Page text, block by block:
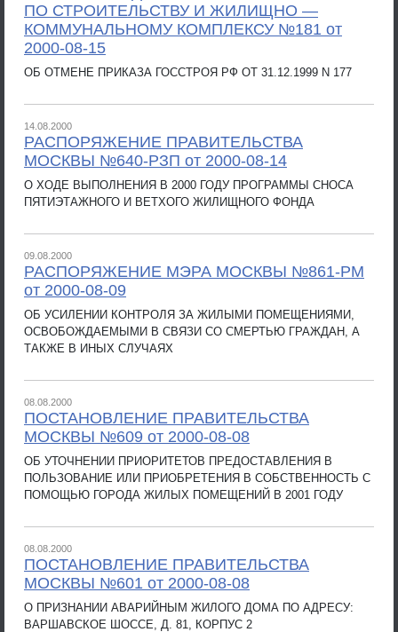
ПО СТРОИТЕЛЬСТВУ И ЖИЛИЩНО —
КОММУНАЛЬНОМУ КОМПЛЕКСУ №181 от
2000-08-15
ОБ ОТМЕНЕ ПРИКАЗА ГОССТРОЯ РФ ОТ 31.12.1999 N 177
14.08.2000
РАСПОРЯЖЕНИЕ ПРАВИТЕЛЬСТВА
МОСКВЫ №640-РЗП от 2000-08-14
О ХОДЕ ВЫПОЛНЕНИЯ В 2000 ГОДУ ПРОГРАММЫ СНОСА
ПЯТИЭТАЖНОГО И ВЕТХОГО ЖИЛИЩНОГО ФОНДА
09.08.2000
РАСПОРЯЖЕНИЕ МЭРА МОСКВЫ №861-РМ
от 2000-08-09
ОБ УСИЛЕНИИ КОНТРОЛЯ ЗА ЖИЛЫМИ ПОМЕЩЕНИЯМИ,
ОСВОБОЖДАЕМЫМИ В СВЯЗИ СО СМЕРТЬЮ ГРАЖДАН, А
ТАКЖЕ В ИНЫХ СЛУЧАЯХ
08.08.2000
ПОСТАНОВЛЕНИЕ ПРАВИТЕЛЬСТВА
МОСКВЫ №609 от 2000-08-08
ОБ УТОЧНЕНИИ ПРИОРИТЕТОВ ПРЕДОСТАВЛЕНИЯ В
ПОЛЬЗОВАНИЕ ИЛИ ПРИОБРЕТЕНИЯ В СОБСТВЕННОСТЬ С
ПОМОЩЬЮ ГОРОДА ЖИЛЫХ ПОМЕЩЕНИЙ В 2001 ГОДУ
08.08.2000
ПОСТАНОВЛЕНИЕ ПРАВИТЕЛЬСТВА
МОСКВЫ №601 от 2000-08-08
О ПРИЗНАНИИ АВАРИЙНЫМ ЖИЛОГО ДОМА ПО АДРЕСУ:
ВАРШАВСКОЕ ШОССЕ, Д. 81, КОРПУС 2